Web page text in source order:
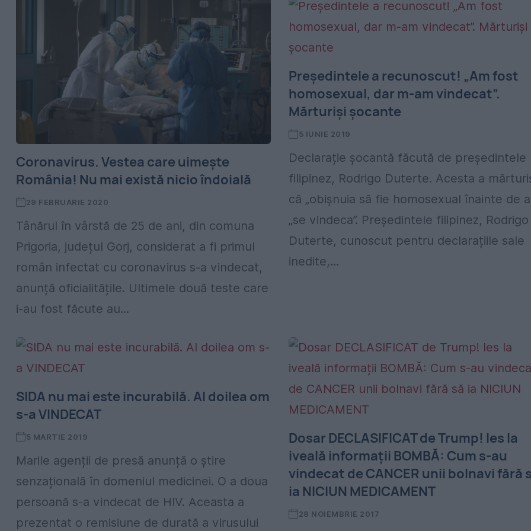
Coronavirus. Vestea care uimește
România! Nu mai există nicio îndoială
29 FEBRUARIE 2020
Tânărul în vârstă de 25 de ani, din comuna
Prigoria, județul Gorj, considerat a fi primul
român infectat cu coronavirus s-a vindecat,
anunță oficialitățile. Ultimele două teste care
i-au fost făcute au...
Președintele a recunoscut! „Am fost
homosexual, dar m-am vindecat”.
Mărturiși șocante
5 IUNIE 2019
Declarație șocantă făcută de președintele
filipinez, Rodrigo Duterte. Acesta a
că „obișnuia să fie homosexual înainte de a
„se vindeca”. Președintele filipinez, Rodrigo
Duterte, cunoscut pentru declarațiile sale
inedite,...
SIDA nu mai este incurabilă. Al doilea om
s-a VINDECAT
5 MARTIE 2019
Marile agenții de presă anunță o știre
senzațională în domeniul medicinei. O a doua
persoană s-a vindecat de HIV. Aceasta a
prezentat o remisiune de durată a virusului
Dosar DECLASIFICAT de Trump! Ies la
iveală informații BOMBĂ: Cum s-au
vindecat de CANCER unii bolnavi fără
ia NICIUN MEDICAMENT
28 NOIEMBRIE 2017